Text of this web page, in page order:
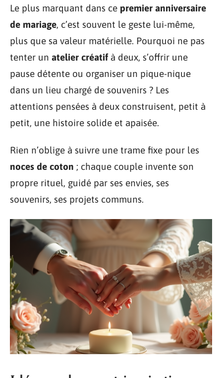
Le plus marquant dans ce premier anniversaire
de mariage, c’est souvent le geste lui-même,
plus que sa valeur matérielle. Pourquoi ne pas
tenter un atelier créatifà deux, s’offrir une
pause détente ou organiser un pique-nique
dans un lieu chargé de souvenirs ? Les
attentions pensées à deux construisent, petit à
petit, une histoire solide et apaisée.
Rien n’oblige à suivre une trame fixe pour les
noces de coton ; chaque couple invente son
propre rituel, guidé par ses envies, ses
souvenirs, ses projets communs.